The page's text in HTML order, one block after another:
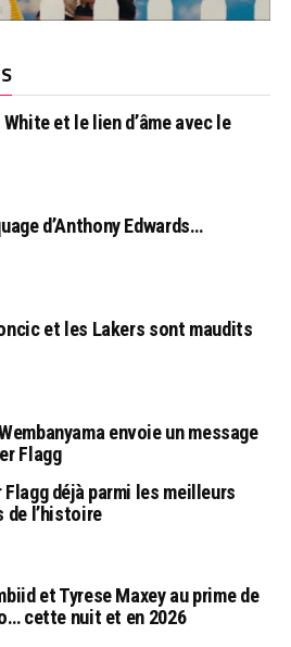
et le lien d’âme avec le
d’Anthony Edwards…
et les Lakers sont maudits
envoie un message
Flagg
Flagg déjà parmi les meilleurs
de l’histoire
et Tyrese Maxey au prime de
cette nuit et en 2026